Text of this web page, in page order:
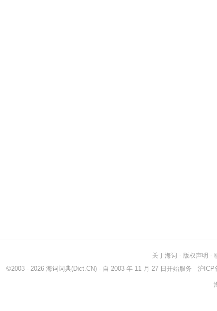
关于海词 - 版权声明 -
©2003 - 2026 海词词典(Dict.CN) - 自 2003 年 11 月 27 日开始服务 沪ICP